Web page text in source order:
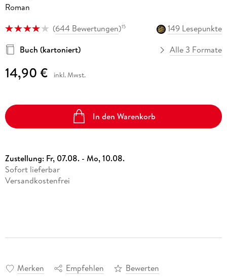
Roman
(644 Bewertungen)15
149 Lesepunkte
Buch (kartoniert)
Alle 3 Formate
14,90 € inkl. Mwst.
In den Warenkorb
Zustellung: Fr, 07.08. - Mo, 10.08.
Sofort lieferbar
Versandkostenfrei
Merken Empfehlen Bewerten